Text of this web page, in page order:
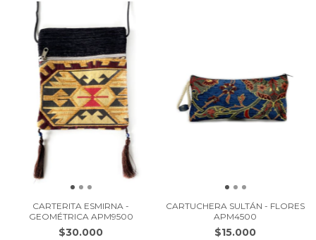
CARTERITA ESMIRNA -
GEOMÉTRICA APM9500
$30.000
CARTUCHERA SULTÁN - FLORES
APM4500
$15.000